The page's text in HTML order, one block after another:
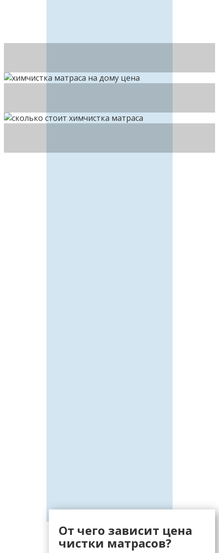
От чего зависит цена
чистки матрасов?